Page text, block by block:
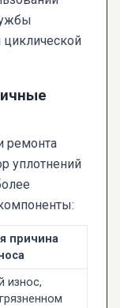
циклической
ремонта
уплотнений
причина
износ,